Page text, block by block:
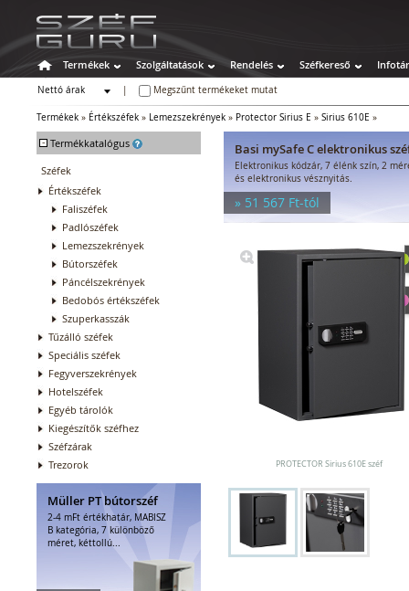
Termékek Szolgáltatások Rendelés Széfkereső Infotár
Nettó árak
Megszűnt termékeket mutat
Termékek » Értékszéfek » Lemezszekrények » Protector Sirius E » Sirius 610E »
- Termékkatalógus
Széfek
Értékszéfek
Faliszéfek
Padlószéfek
Lemezszekrények
Bútorszéfek
Páncélszekrények
Bedobós értékszéfek
Szuperkasszák
Tűzálló széfek
Speciális széfek
Fegyverszekrények
Hotelszéfek
Egyéb tárolók
Kiegészítők széfhez
Széfzárak
Trezorok
Müller PT bútorszéf
2-4 mFt értékhatár, MABISZ
B kategória, 7 különböző
méret, kéttollú...
Basi mySafe C elektronikus
Elektronikus kódzár, 7 élénk szín, 2
és elektronikus vésznyitás.
» 51 567 Ft-tól
PROTECTOR Sirius 610E széf